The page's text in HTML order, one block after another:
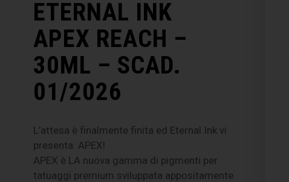
ETERNAL INK
APEX REACH –
30ML – SCAD.
01/2026
L’attesa è finalmente finita ed Eternal Ink vi
presenta: APEX!
APEX è LA nuova gamma di pigmenti per
tatuaggi premium sviluppata appositamente